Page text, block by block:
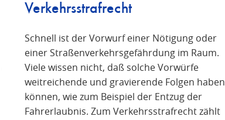
Verkehrsstrafrecht
Schnell ist der Vorwurf einer Nötigung oder
einer Straßenverkehrsgefährdung im Raum.
Viele wissen nicht, daß solche Vorwürfe
weitreichende und gravierende Folgen haben
können, wie zum Beispiel der Entzug der
Fahrerlaubnis. Zum Verkehrsstrafrecht zählt